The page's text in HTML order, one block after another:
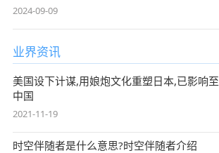
2024-09-09
业界资讯
美国设下计谋,用娘炮文化重塑日本,已影响至
中国
2021-11-19
时空伴随者是什么意思?时空伴随者介绍